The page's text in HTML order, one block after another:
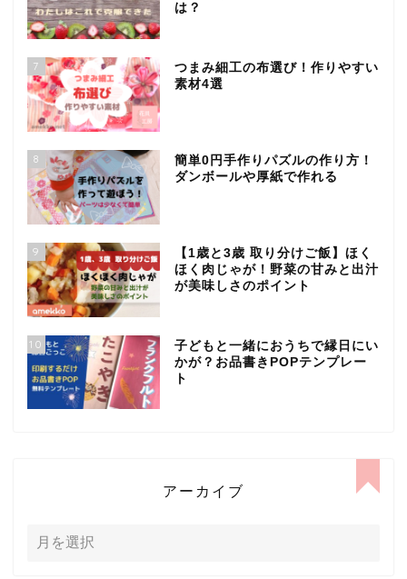
は？
7
つまみ細工の布選び！作りやすい
素材4選
8
簡単0円手作りパズルの作り方！
ダンボールや厚紙で作れる
9
【1歳と3歳 取り分けご飯】ほく
ほく肉じゃが！野菜の甘みと出汁
が美味しさのポイント
10
子どもと一緒におうちで縁日にい
かが？お品書きPOPテンプレー
ト
アーカイブ